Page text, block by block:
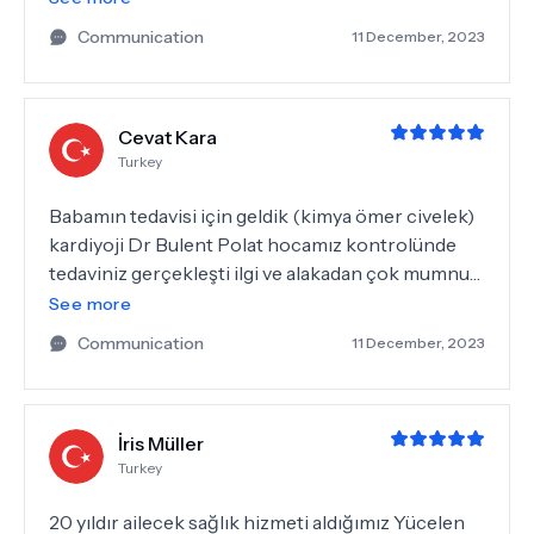
müsdahdemler çok ilgili ve güleryüzlü, yemekler ve
hijyen çok iyi idi. Çok teşekkür ederim.
Communication
11 December, 2023
Cevat Kara
Turkey
Babamın tedavisi için geldik (kimya ömer civelek)
kardiyoji Dr Bulent Polat hocamız kontrolünde
tedaviniz gerçekleşti ilgi ve alakadan çok mumnun
kaldık. Ayrıca çalışanları ve hemşireler çok çok
ilgili her şey için çok teşekkür ederiz.
See more
Communication
11 December, 2023
İris Müller
Turkey
20 yıldır ailecek sağlık hizmeti aldığımız Yücelen